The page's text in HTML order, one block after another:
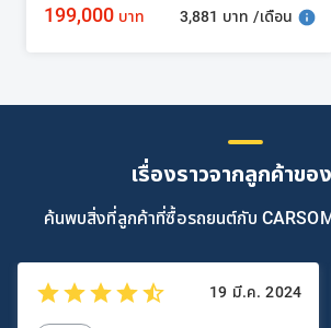
199,000 บาท 3,881 บาท /เดือน
เรื่องราวจากลูกค้าขอ
ค้นพบสิ่งที่ลูกค้าที่ซื้อรถยนต์กับ
19 มี.ค. 2024